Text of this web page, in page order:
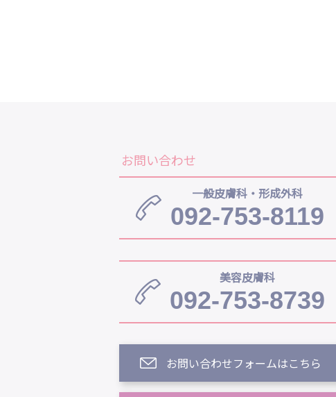
お問い合わせ
一般皮膚科・形成外科
092-753-8119
美容皮膚科
092-753-8739
お問い合わせフォームはこちら